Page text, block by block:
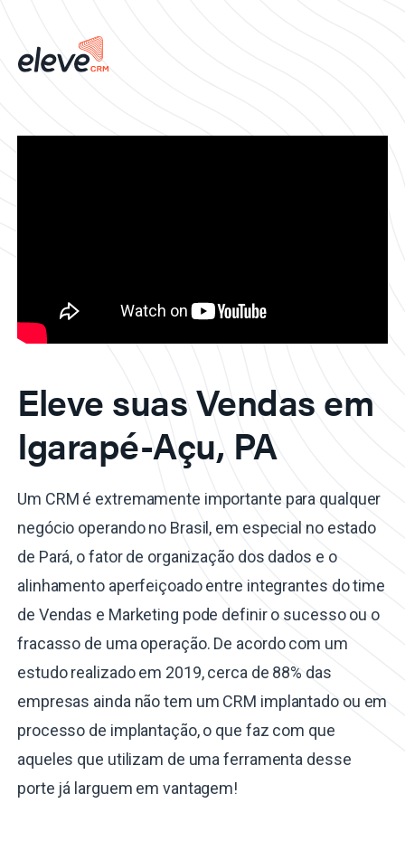
Eleve suas Vendas em
Igarapé-Açu, PA
Um CRM é extremamente importante para qualquer
negócio operando no Brasil, em especial no estado
de Pará, o fator de organização dos dados e o
alinhamento aperfeiçoado entre integrantes do time
de Vendas e Marketing pode definir o sucesso ou o
fracasso de uma operação. De acordo com um
estudo realizado em 2019, cerca de 88% das
empresas ainda não tem um CRM implantado ou em
processo de implantação, o que faz com que
aqueles que utilizam de uma ferramenta desse
porte já larguem em vantagem!